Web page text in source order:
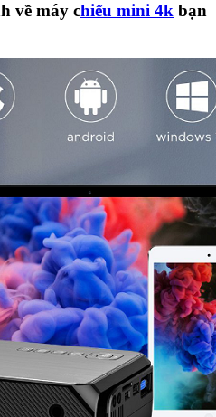
về máy chiếu mini 4k bạn